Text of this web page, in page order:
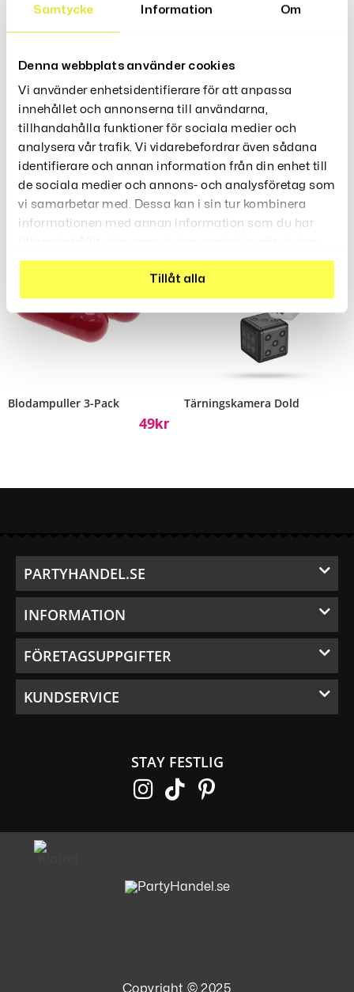
Samtycke Information Om
Denna webbplats använder cookies
Vi använder enhetsidentifierare för att anpassa
innehållet och annonserna till användarna,
tillhandahålla funktioner för sociala medier och
analysera vår trafik. Vi vidarebefordrar även sådana
identifierare och annan information från din enhet till
de sociala medier och annons- och analysföretag som
vi samarbetar med. Dessa kan i sin tur kombinera
informationen med annan information som du har
använt deras tjänster.
Tillåt alla
Låtsasbajs
99
Blodampuller 3-Pack
49Kr
Tärningskamera Dold
PARTYHANDEL.SE
INFORMATION
FÖRETAGSUPPGIFTER
KUNDSERVICE
STAY FESTLIG
Copyright © 2025